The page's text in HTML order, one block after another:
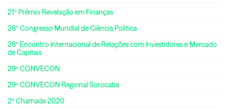
21º Prêmio Revelação em Finanças
26º Congresso Mundial de Ciência Política
26º Encontro Internacional de Relações com Investidores e Mercado
de Capitais
29ª CONVECON
29ª CONVECON Regional Sorocaba
2ª Chamada 2020